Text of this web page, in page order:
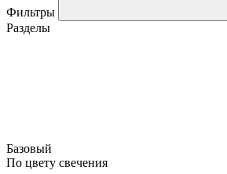
Фильтры
Разделы
Базовый
По цвету свечения